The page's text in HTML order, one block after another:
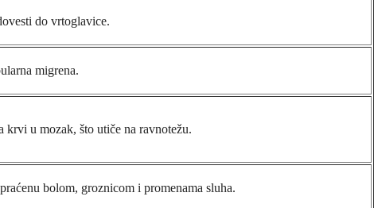
do vrtoglavice.
migrena.
u mozak, što utiče na ravnotežu.
bolom, groznicom i promenama sluha.